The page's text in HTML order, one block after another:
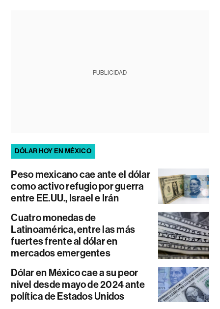
PUBLICIDAD
DÓLAR HOY EN MÉXICO
Peso mexicano cae ante el dólar
como activo refugio por guerra
entre EE.UU., Israel e Irán
Cuatro monedas de
Latinoamérica, entre las más
fuertes frente al dólar en
mercados emergentes
Dólar en México cae a su peor
nivel desde mayo de 2024 ante
política de Estados Unidos